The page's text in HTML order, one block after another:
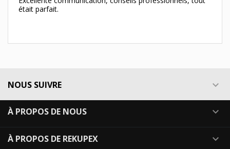
était parfait.
NOUS SUIVRE 
À PROPOS DE NOUS 
À PROPOS DE REKUPEX 